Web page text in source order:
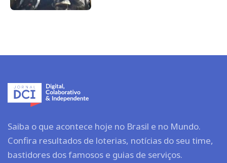
Saiba o que acontece hoje no Brasil e no Mundo.
Confira resultados de loterias, notícias do seu time,
bastidores dos famosos e guias de serviços.